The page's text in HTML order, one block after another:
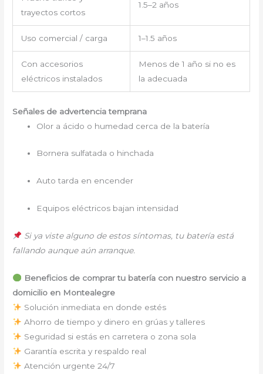
trayectos cortos
1.5–2 años
Uso comercial / carga 1–1.5 años
Con accesorios
eléctricos instalados
Menos de 1 año si no es
la adecuada
Señales de advertencia temprana
Olor a ácido o humedad cerca de la batería
Bornera sulfatada o hinchada
Auto tarda en encender
Equipos eléctricos bajan intensidad
Si ya viste alguno de estos síntomas, tu batería está
fallando aunque aún arranque.
Beneficios de comprar tu batería con nuestro servicio a
domicilio en Montealegre
Solución inmediata en donde estés
Ahorro de tiempo y dinero en grúas y talleres
Seguridad si estás en carretera o zona sola
Garantía escrita y respaldo real
Atención urgente 24/7